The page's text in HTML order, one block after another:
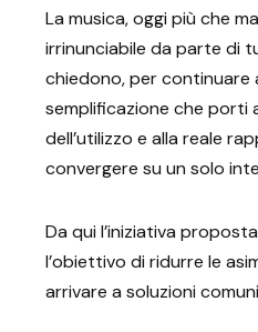
La musica, oggi più che
irrinunciabile da parte di
chiedono, per continuare
semplificazione che porti
dell’utilizzo e alla reale
convergere su un solo
Da qui l’iniziativa
l’obiettivo di ridurre le
arrivare a soluzioni